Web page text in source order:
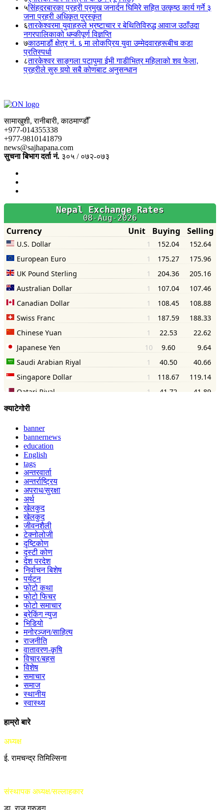
५सिंहदरबारका प्रहरी प्रमुख जनार्दन घिमिरे सहित उत्कृष्ठ कार्य गर्ने ३
जना प्रहरी अधिकृत पुरस्कृत
६तारकेश्वरमा युवाहरुले भ्रष्टाचार र बेथितिविरुद्ध आवाज उठाँउदा
नगरपालिकाको धम्कीपूर्ण विज्ञप्ति
७काठमाडौं क्षेत्र नं. ६ मा लोकप्रिय युवा उम्मेदवारहरूबीच कडा
प्रतिस्पर्धा
८तारकेश्वर साङ्गला पटापुमा ईभी गाडीभित्र महिलाको शव फेला,
प्रहरीले सुरु गर्‍यो सबै कोणबाट अनुसन्धान
सामाखुशी, रानीबारी, काठमाण्डौँ
+977-014355338
+977-9810141879
news@sajhapana.com
सुचना बिभाग दर्ता नं. ३०५ / ०७२-०७३
क्याटेगोरी
banner
bannernews
education
English
tags
अन्तरवार्ता
अन्तर्राष्ट्रिय
अपराध/सुरक्षा
अर्थ
खेलकुद
खेलकुद
जीवनशैली
टेक्नोलोजी
दृष्टिकोण
दृस्टी कोण
देश परदेश
निर्वाचन बिशेष
पर्यटन
फोटो कथा
फोटो फिचर
फोटो समाचार
ब्रेकिंग न्युज
भिडियो
मनोरञ्जन/साहित्य
राजनीति
वातावरण-कृषि
विचार/बहस
विशेष
समाचार
समाज
स्थानीय
स्वास्थ्य
हाम्रो बारे
अध्यक्ष
ई. रामचन्द्र तिमिल्सिना
संस्थापक अध्यक्ष/सल्लाहकार